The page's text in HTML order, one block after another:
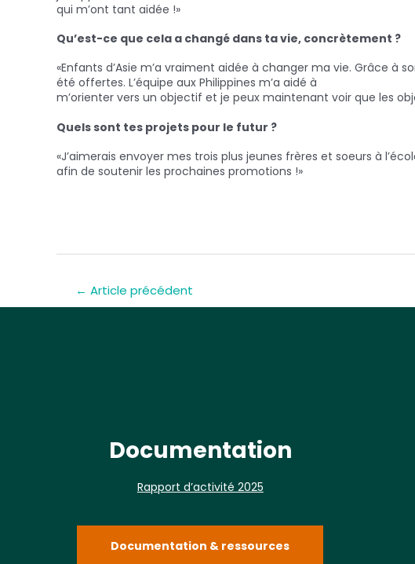
qui m’ont tant aidée !»
Qu’est-ce que cela a changé dans ta vie, concrètement ?
«Enfants d’Asie m’a vraiment aidée à changer ma vie. Grâce à
été offertes. L’équipe aux Philippines m’a aidé à
m’orienter vers un objectif et je peux maintenant voir que les
Quels sont tes projets pour le futur ?
«J’aimerais envoyer mes trois plus jeunes frères et soeurs à
afin de soutenir les prochaines promotions !»
← Article précédent
Documentation
Rapport d’activité 2025
Documentation & ressources